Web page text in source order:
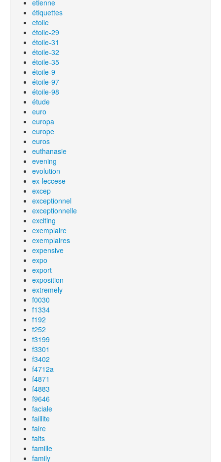
etienne
étiquettes
etoile
étoile-29
étoile-31
étoile-32
étoile-35
étoile-9
étoile-97
étoile-98
étude
euro
europa
europe
euros
euthanasie
evening
evolution
ex-leccese
excep
exceptionnel
exceptionnelle
exciting
exemplaire
exemplaires
expensive
expo
export
exposition
extremely
f0030
f1334
f192
f252
f3199
f3301
f3402
f4712a
f4871
f4883
f9646
faciale
faillite
faire
faits
famille
family